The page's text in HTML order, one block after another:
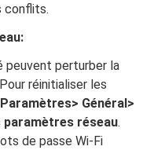
conflits.
peuvent perturber la
réinitialiser les
Paramètres> Général>
paramètres réseau.
de passe Wi-Fi